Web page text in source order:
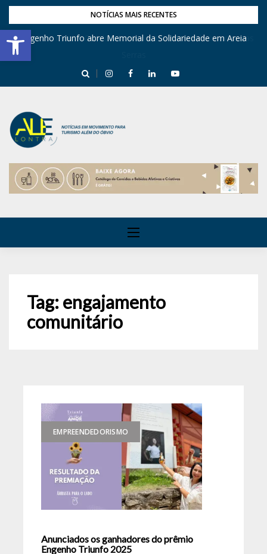
Barra de Ferramentas Aberta
NOTÍCIAS MAIS RECENTES
Engenho Triunfo abre Memorial da Solidariedade em Areia
Tag:engajamento
comunitário
EMPREENDEDORISMO
Anunciados os ganhadores do prêmio
Engenho Triunfo 2025